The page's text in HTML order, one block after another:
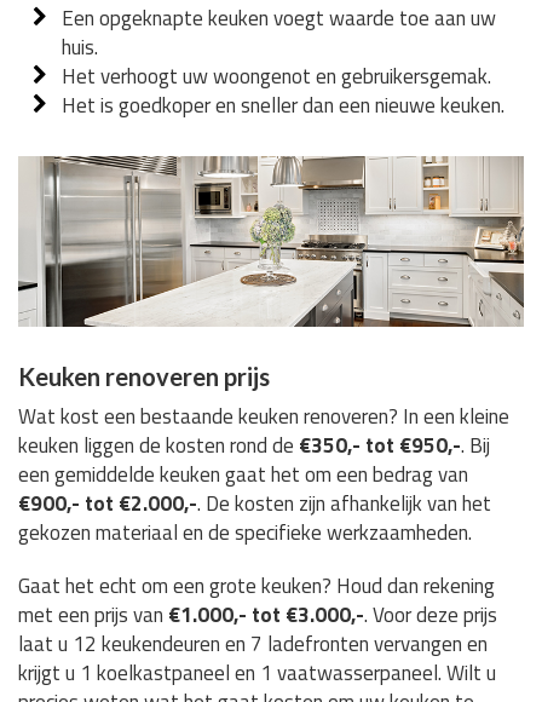
Een opgeknapte keuken voegt waarde toe aan uw
huis.
Het verhoogt uw woongenot en gebruikersgemak.
Het is goedkoper en sneller dan een nieuwe keuken.
Keuken renoveren prijs
Wat kost een bestaande keuken renoveren? In een kleine
keuken liggen de kosten rond de €350,- tot €950,-. Bij
een gemiddelde keuken gaat het om een bedrag van
€900,- tot €2.000,-. De kosten zijn afhankelijk van het
gekozen materiaal en de specifieke werkzaamheden.
Gaat het echt om een grote keuken? Houd dan rekening
met een prijs van €1.000,- tot €3.000,-. Voor deze prijs
laat u 12 keukendeuren en 7 ladefronten vervangen en
krijgt u 1 koelkastpaneel en 1 vaatwasserpaneel. Wilt u